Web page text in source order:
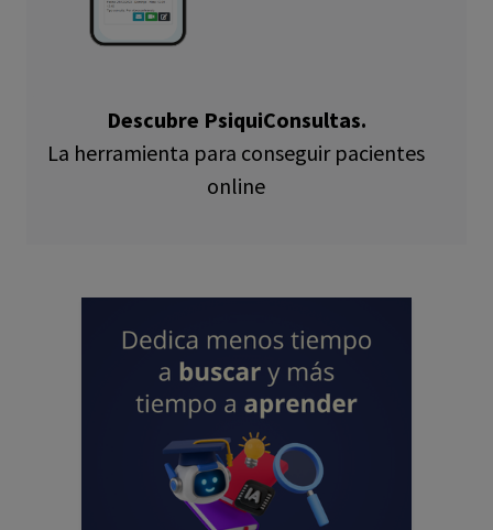
Descubre PsiquiConsultas.
La herramienta para conseguir pacientes
online